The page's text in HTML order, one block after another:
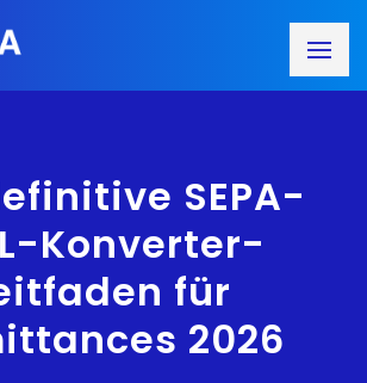
SEPA-
Konverter-
für
2026